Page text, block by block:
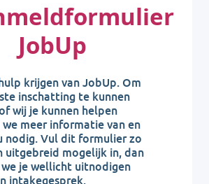
JobUp
krijgen van JobUp. Om
inschatting te kunnen
wij je kunnen helpen
we meer informatie van en
nodig. Vul dit formulier zo
uitgebreid mogelijk in, dan
we je wellicht uitnodigen
intakegesprek.